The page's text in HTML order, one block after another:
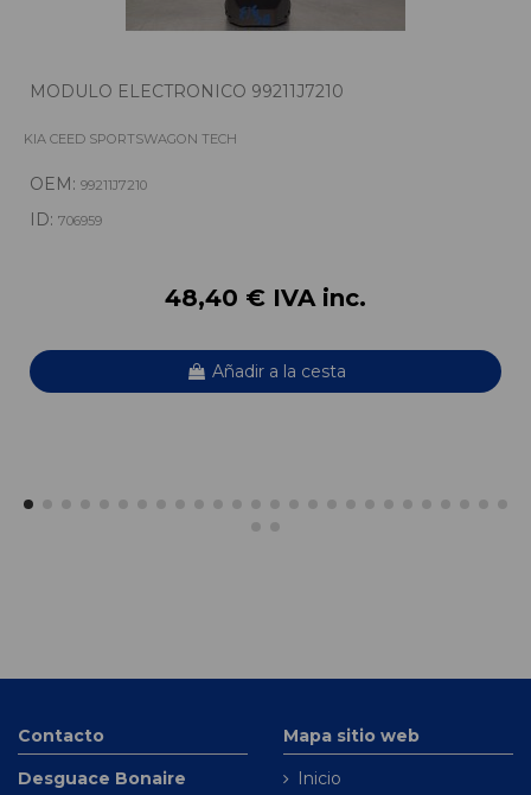
MODULO ELECTRONICO 99211J7210
KIA CEED SPORTSWAGON TECH
OEM: 99211J7210
ID: 706959
48,40 € IVA inc.
Añadir a la cesta
Contacto
Desguace Bonaire
Mapa sitio web
Inicio